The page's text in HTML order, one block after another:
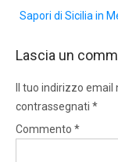
Sapori di Sicilia in
Lascia un
Il tuo indirizzo
contrassegnati *
Commento *